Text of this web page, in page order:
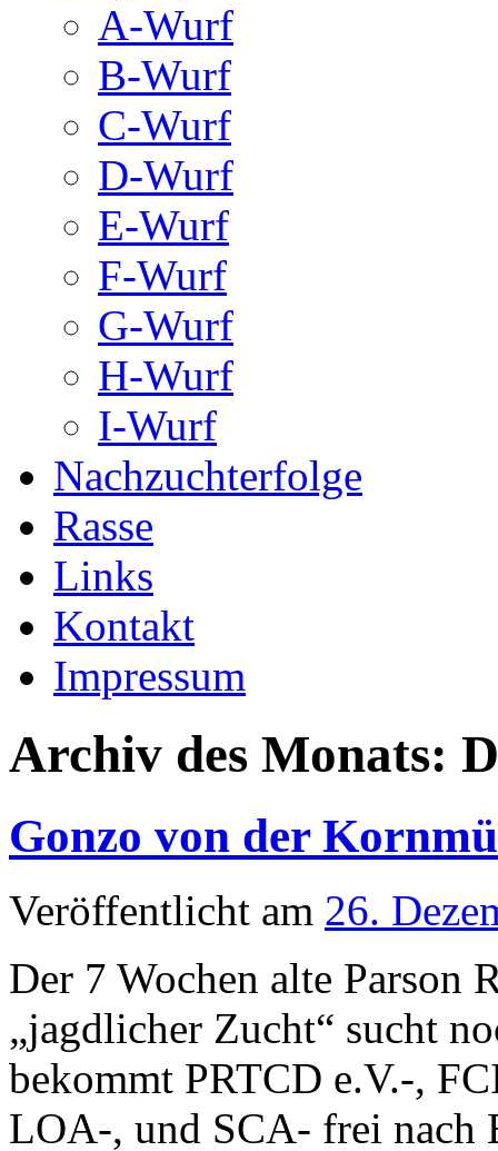
A-Wurf
B-Wurf
C-Wurf
D-Wurf
E-Wurf
F-Wurf
G-Wurf
H-Wurf
I-Wurf
Nachzuchterfolge
Rasse
Links
Kontakt
Impressum
Archiv des Monats:
Gonzo von der
Veröffentlicht am 26.
Der 7 Wochen alte Parson
„jagdlicher Zucht“ sucht
bekommt PRTCD e.V.-,
LOA-, und SCA- frei nach